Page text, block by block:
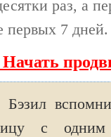
раз, а
первых 7 дней.
Начать
с одним